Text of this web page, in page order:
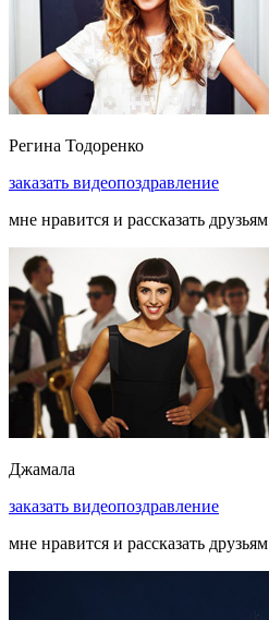
Регина Тодоренко
заказать видеопоздравление
мне нравится и рассказать друзьям
Джамала
заказать видеопоздравление
мне нравится и рассказать друзьям